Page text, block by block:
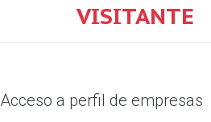
VISITANTE
Acceso a perfil de empresas